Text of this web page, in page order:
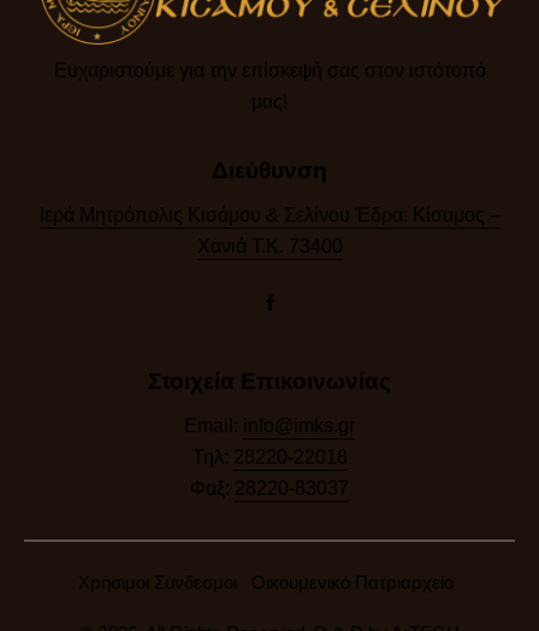
Ευχαριστούμε για την επίσκεψή σας στον ιστότοπό
μας!​
Διεύθυνση
Ιερά Μητρόπολις Κισάμου & Σελίνου Έδρα: Κίσαμος –
Χανιά Τ.Κ. 73400
Στοιχεία Επικοινωνίας
Email: info@imks.gr
Τηλ: 28220-22018
Φαξ: 28220-83037
Χρήσιμοι Σύνδεσμοι Οικουμενικό Πατριαρχείο